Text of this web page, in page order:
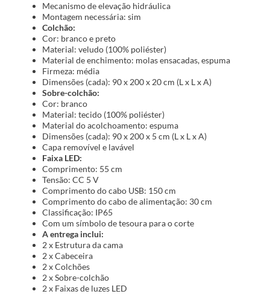
Mecanismo de elevação hidráulica
Montagem necessária: sim
Colchão:
Cor: branco e preto
Material: veludo (100% poliéster)
Material de enchimento: molas ensacadas, espuma
Firmeza: média
Dimensões (cada): 90 x 200 x 20 cm (L x L x A)
Sobre-colchão:
Cor: branco
Material: tecido (100% poliéster)
Material do acolchoamento: espuma
Dimensões (cada): 90 x 200 x 5 cm (L x L x A)
Capa removível e lavável
Faixa LED:
Comprimento: 55 cm
Tensão: CC 5 V
Comprimento do cabo USB: 150 cm
Comprimento do cabo de alimentação: 30 cm
Classificação: IP65
Com um símbolo de tesoura para o corte
A entrega inclui:
2 x Estrutura da cama
2 x Cabeceira
2 x Colchões
2 x Sobre-colchão
2 x Faixas de luzes LED